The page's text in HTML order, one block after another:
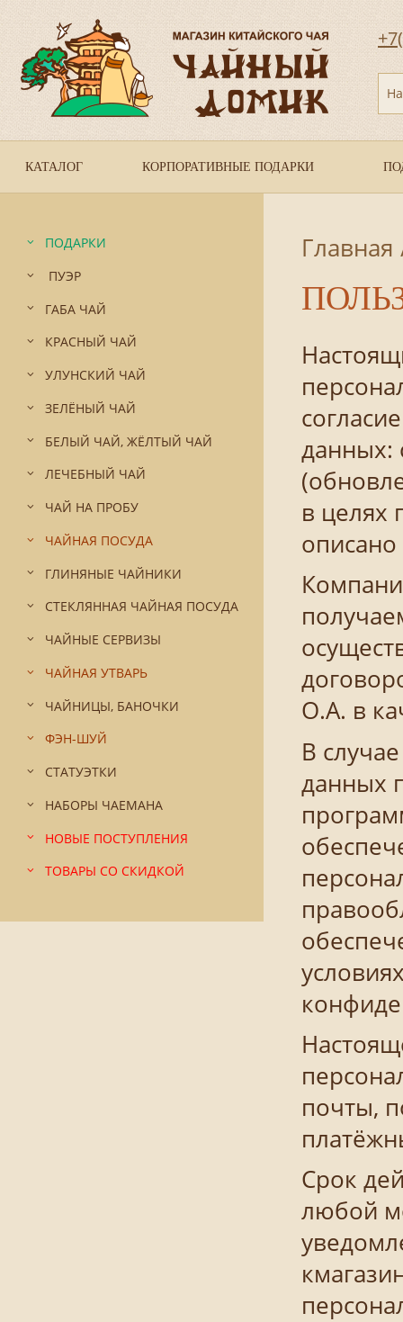
КАТАЛОГ КОРПОРАТИВНЫЕ ПОДАРКИ
ПОДАРКИ
ПУЭР
ГАБА ЧАЙ
КРАСНЫЙ ЧАЙ
УЛУНСКИЙ ЧАЙ
ЗЕЛЁНЫЙ ЧАЙ
БЕЛЫЙ ЧАЙ, ЖЁЛТЫЙ ЧАЙ
ЛЕЧЕБНЫЙ ЧАЙ
ЧАЙ НА ПРОБУ
ЧАЙНАЯ ПОСУДА
ГЛИНЯНЫЕ ЧАЙНИКИ
СТЕКЛЯННАЯ ЧАЙНАЯ ПОСУДА
ЧАЙНЫЕ СЕРВИЗЫ
ЧАЙНАЯ УТВАРЬ
ЧАЙНИЦЫ, БАНОЧКИ
ФЭН-ШУЙ
СТАТУЭТКИ
НАБОРЫ ЧАЕМАНА
НОВЫЕ ПОСТУПЛЕНИЯ
ТОВАРЫ СО СКИДКОЙ
Главная
данных:
в целях
О.А. в
В
данных
почты,
Срок
любой